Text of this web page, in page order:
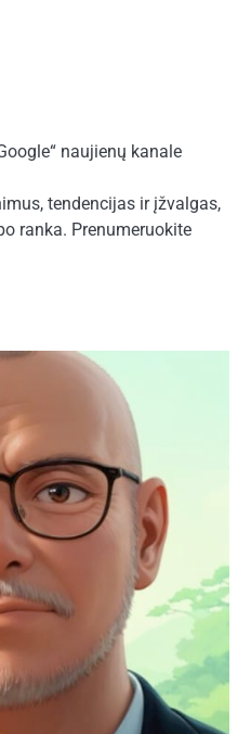
naujienų kanale
tendencijas ir įžvalgas,
ranka. Prenumeruokite